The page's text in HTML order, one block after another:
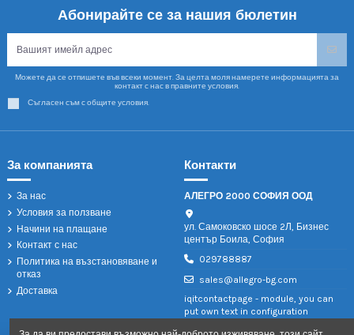
Абонирайте се за нашия бюлетин
Можете да се отпишете във всеки момент. За целта моля намерете информацията за
контакт с нас в правните условия.
Съгласен съм с общите условия.
За компанията
За нас
Условия за ползване
Начини на плащане
Контакт с нас
Политика на възстановяване и
отказ
Доставка
Контакти
АЛЕГРО 2000 СОФИЯ ООД
ул. Самоковско шосе 2Л, Бизнес
център Боила, София
029788887
sales@allegro-bg.com
iqitcontactpage - module, you can
put own text in configuration